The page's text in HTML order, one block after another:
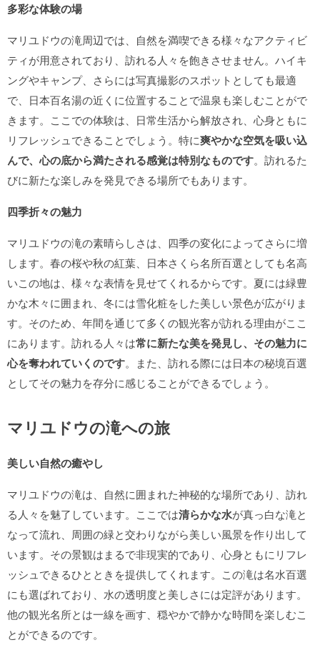
多彩な体験の場
マリユドウの滝周辺では、自然を満喫できる様々なアクティビ
ティが用意されており、訪れる人々を飽きさせません。ハイキ
ングやキャンプ、さらには写真撮影のスポットとしても最適
で、日本百名湯の近くに位置することで温泉も楽しむことがで
きます。ここでの体験は、日常生活から解放され、心身ともに
リフレッシュできることでしょう。特に爽やかな空気を吸い込
んで、心の底から満たされる感覚は特別なものです。訪れるた
びに新たな楽しみを発見できる場所でもあります。
四季折々の魅力
マリユドウの滝の素晴らしさは、四季の変化によってさらに増
します。春の桜や秋の紅葉、日本さくら名所百選としても名高
いこの地は、様々な表情を見せてくれるからです。夏には緑豊
かな木々に囲まれ、冬には雪化粧をした美しい景色が広がりま
す。そのため、年間を通じて多くの観光客が訪れる理由がここ
にあります。訪れる人々は常に新たな美を発見し、その魅力に
心を奪われていくのです。また、訪れる際には日本の秘境百選
としてその魅力を存分に感じることができるでしょう。
マリユドウの滝への旅
美しい自然の癒やし
マリユドウの滝は、自然に囲まれた神秘的な場所であり、訪れ
る人々を魅了しています。ここでは清らかな水が真っ白な滝と
なって流れ、周囲の緑と交わりながら美しい風景を作り出して
います。その景観はまるで非現実的であり、心身ともにリフレ
ッシュできるひとときを提供してくれます。この滝は名水百選
にも選ばれており、水の透明度と美しさには定評があります。
他の観光名所とは一線を画す、穏やかで静かな時間を楽しむこ
とができるのです。